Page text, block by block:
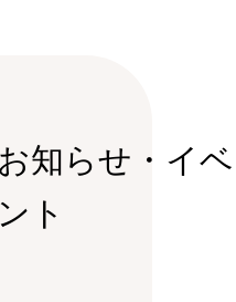
お知らせ・イベ
ント